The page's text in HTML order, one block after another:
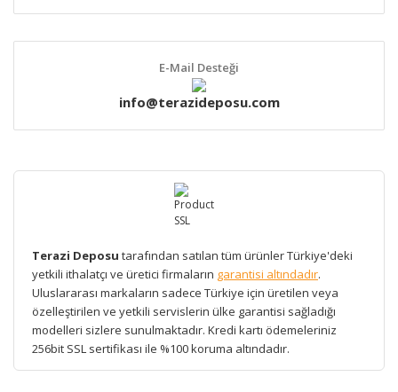
E-Mail Desteği
info@terazideposu.com
Terazi Deposu tarafından satılan tüm ürünler Türkiye'deki
yetkili ithalatçı ve üretici firmaların garantisi altındadır.
Uluslararası markaların sadece Türkiye için üretilen veya
özelleştirilen ve yetkili servislerin ülke garantisi sağladığı
modelleri sizlere sunulmaktadır. Kredi kartı ödemeleriniz
256bit SSL sertifikası ile %100 koruma altındadır.